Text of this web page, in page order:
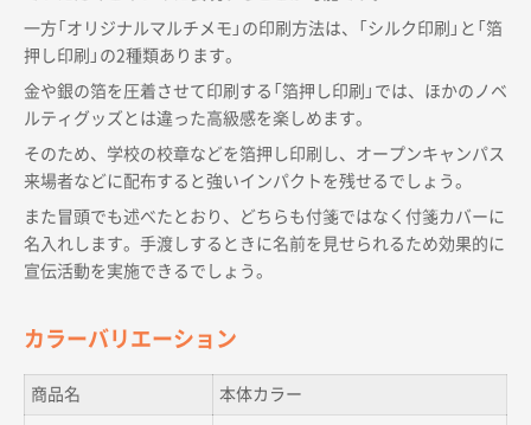
一方「オリジナルマルチメモ」の印刷方法は、「シルク印刷」と「箔
押し印刷」の2種類あります。
金や銀の箔を圧着させて印刷する「箔押し印刷」では、ほかのノベ
ルティグッズとは違った高級感を楽しめます。
そのため、学校の校章などを箔押し印刷し、オープンキャンパス
来場者などに配布すると強いインパクトを残せるでしょう。
また冒頭でも述べたとおり、どちらも付箋ではなく付箋カバーに
名入れします。手渡しするときに名前を見せられるため効果的に
宣伝活動を実施できるでしょう。
カラーバリエーション
商品名 本体カラー